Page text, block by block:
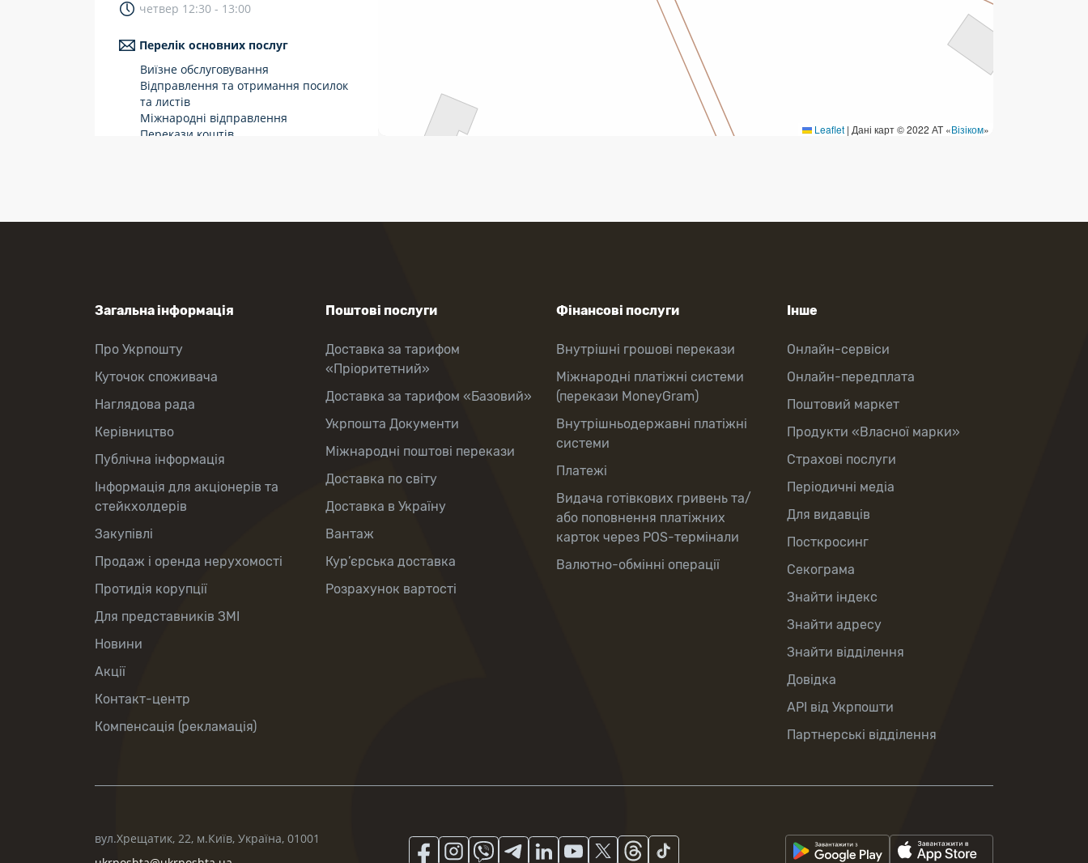
четвер 12:30 - 13:00
Перелік основних послуг
Виїзне обслуговування
Відправлення та отримання посилок
та листів
Міжнародні відправлення
Перекази коштів
Leaflet | Дані карт © 2022 АТ «Візіком»
Загальна інформація
Про Укрпошту
Куточок споживача
Наглядова рада
Керівництво
Публічна інформація
Інформація для акціонерів та
стейкхолдерів
Закупівлі
Продаж і оренда нерухомості
Протидія корупції
Для представників ЗМІ
Новини
Акції
Контакт-центр
Компенсація (рекламація)
Поштові послуги
Доставка за тарифом
«Пріоритетний»
Доставка за тарифом «Базовий»
Укрпошта Документи
Міжнародні поштові перекази
Доставка по світу
Доставка в Україну
Вантаж
Кур’єрська доставка
Розрахунок вартості
Фінансові послуги
Внутрішні грошові перекази
Міжнародні платіжні системи
(перекази MoneyGram)
Внутрішньодержавні платіжні
системи
Платежі
Видача готівкових гривень та/
або поповнення платіжних
карток через POS-термінали
Валютно-обмінні операції
Інше
Онлайн-сервіси
Онлайн-передплата
Поштовий маркет
Продукти «Власної марки»
Страхові послуги
Періодичні медіа
Для видавців
Посткросинг
Секограма
Знайти індекс
Знайти адресу
Знайти відділення
Довідка
API від Укрпошти
Партнерські відділення
вул.Хрещатик, 22, м.Київ, Україна, 01001